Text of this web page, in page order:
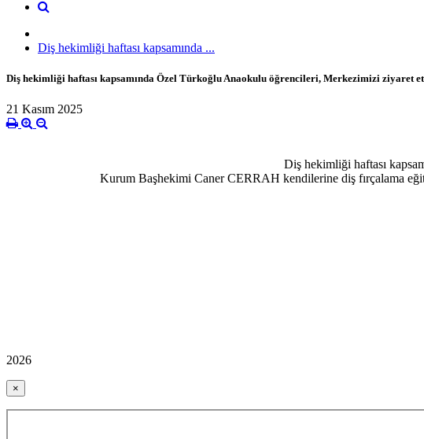
Diş hekimliği haftası kapsamında ...
Diş hekimliği haftası kapsamında Özel Türkoğlu Anaokulu öğrencileri, Merkezimizi ziyaret
21 Kasım 2025
Diş hekimliği haftası
Kurum Başhekimi Caner CERRAH kendilerine diş fırçalama
2026
×